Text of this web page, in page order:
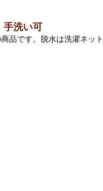
手洗い可
品です。脱水は洗濯ネッ